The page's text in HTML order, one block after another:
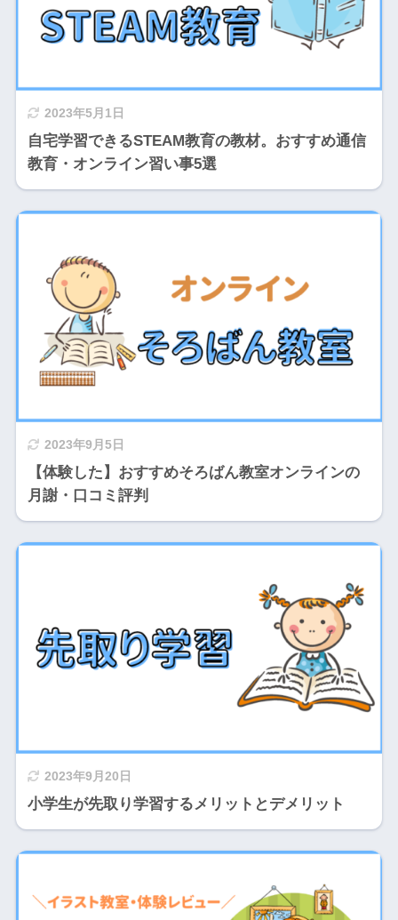
2023年5月1日
自宅学習できるSTEAM教育の教材。おすすめ通信
教育・オンライン習い事5選
2023年9月5日
【体験した】おすすめそろばん教室オンラインの
月謝・口コミ評判
2023年9月20日
小学生が先取り学習するメリットとデメリット